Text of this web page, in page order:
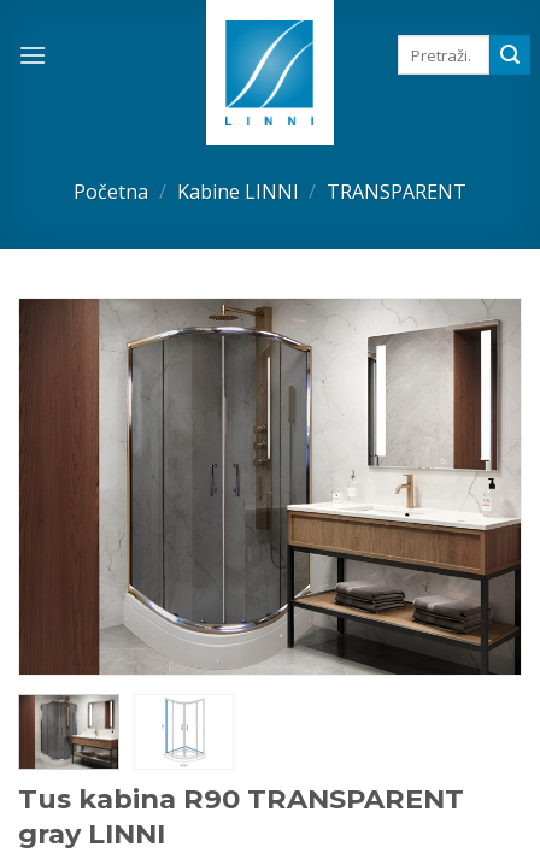
Pretraga
za:
Početna / Kabine LINNI / TRANSPARENT
Tus kabina R90 TRANSPARENT
gray LINNI